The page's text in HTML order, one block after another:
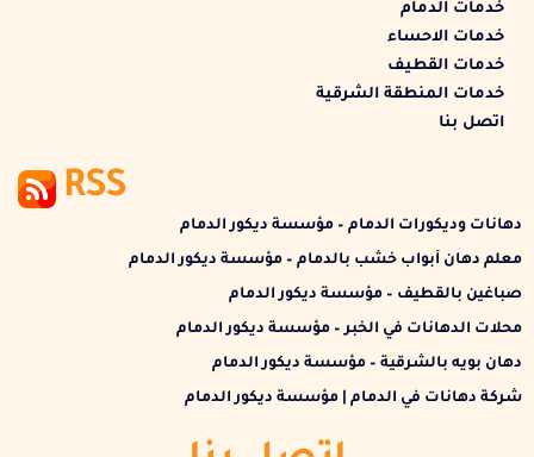
خدمات الدمام
خدمات الاحساء
خدمات القطيف
خدمات المنطقة الشرقية
اتصل بنا
RSS
دهانات وديكورات الدمام – مؤسسة ديكور الدمام
معلم دهان أبواب خشب بالدمام – مؤسسة ديكور الدمام
صباغين بالقطيف – مؤسسة ديكور الدمام
محلات الدهانات في الخبر – مؤسسة ديكور الدمام
دهان بويه بالشرقية – مؤسسة ديكور الدمام
شركة دهانات في الدمام | مؤسسة ديكور الدمام